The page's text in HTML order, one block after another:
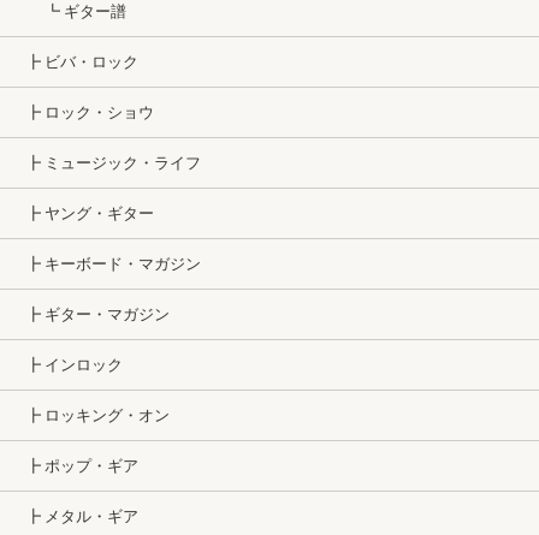
┗ ギター譜
┣ ビバ・ロック
┣ ロック・ショウ
┣ ミュージック・ライフ
┣ ヤング・ギター
┣ キーボード・マガジン
┣ ギター・マガジン
┣ インロック
┣ ロッキング・オン
┣ ポップ・ギア
┣ メタル・ギア